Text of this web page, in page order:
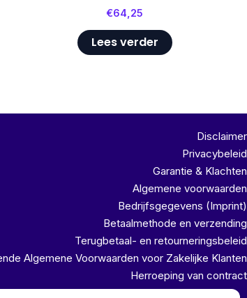
€64,25
Lees verder
Disclaimer
Privacybeleid
Garantie & Klachten
Algemene voorwaarden
Bedrijfsgegevens (Imprint)
Betaalmethode en verzending
Terugbetaal- en retourneringsbeleid
Algemene Voorwaarden voor Zakelijke Klanten
Herroeping van contract